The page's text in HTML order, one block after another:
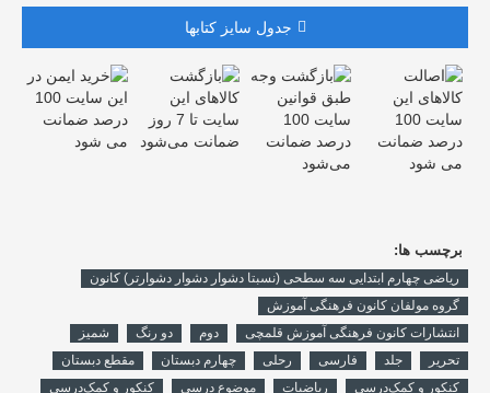
جدول سایز کتابها
برچسب ها:
ریاضی چهارم ابتدایی سه سطحی (نسبتا دشوار دشوار دشوارتر) کانون
گروه مولفان کانون فرهنگی آموزش
انتشارات کانون فرهنگی آموزش قلمچی
دوم دو رنگ
شمیز
تحریر
جلد فارسی رحلی چهارم دبستان
مقطع دبستان
کنکور و کمک‌درسی
ریاضیات موضوع درسی کنکور و کمک‌درسی